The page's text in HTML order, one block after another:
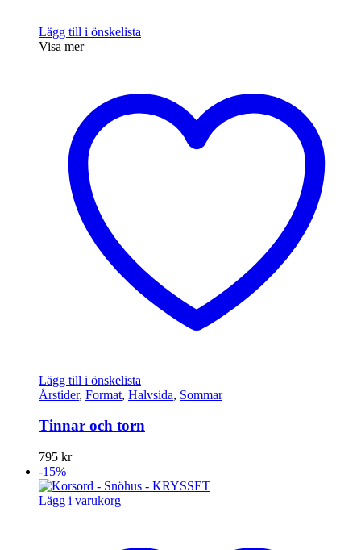
Lägg till i önskelista
Visa mer
Lägg till i önskelista
Årstider, Format, Halvsida, Sommar
Tinnar och torn
795 kr
-15%
Lägg i varukorg